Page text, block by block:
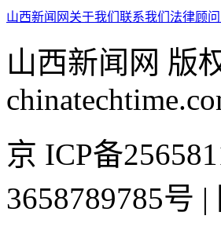
山西新闻网 关于我们 联系我们 法律顾问
山西新闻网 版
京 ICP备
3658789785号